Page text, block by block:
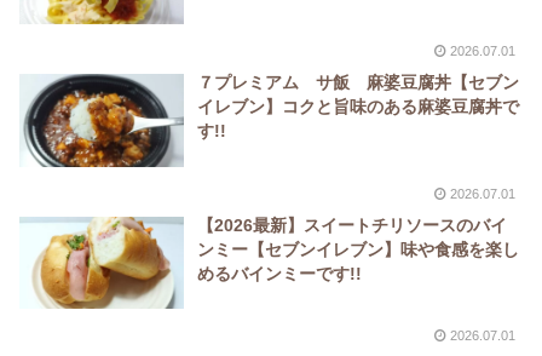
2026.07.01
７プレミアム サ飯 麻婆豆腐丼【セブン
イレブン】コクと旨味のある麻婆豆腐丼で
す!!
2026.07.01
【2026最新】スイートチリソースのバイ
ンミー【セブンイレブン】味や食感を楽し
めるバインミーです!!
2026.07.01